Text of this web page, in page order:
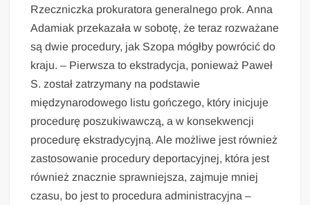
Rzeczniczka prokuratora generalnego prok. Anna
Adamiak przekazała w sobotę, że teraz rozważane
są dwie procedury, jak Szopa mógłby powrócić do
kraju. – Pierwsza to ekstradycja, ponieważ Paweł
S. został zatrzymany na podstawie
międzynarodowego listu gończego, który inicjuje
procedurę poszukiwawczą, a w konsekwencji
procedurę ekstradycyjną. Ale możliwe jest również
zastosowanie procedury deportacyjnej, która jest
również znacznie sprawniejsza, zajmuje mniej
czasu, bo jest to procedura administracyjna –